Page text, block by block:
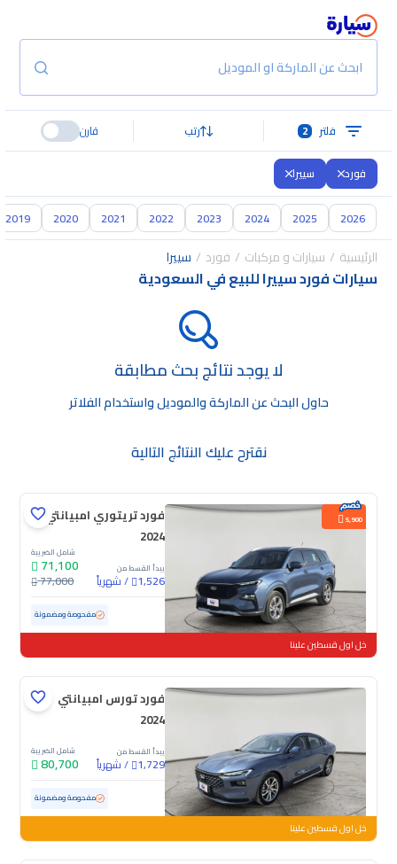
ابحث عن الماركة او الموديل
فلتر 2 رتب قارن
فورد سييرا
2026
2025
2024
2023
2022
2021
2020
2019
الرئيسية سيارات و مركبات فورد سييرا
سيارات فورد سييرا للبيع في السعودية
لا يوجد نتائج بحث مطابقة
حاول البحث عن الماركة والموديل واستخدام الفلاتر
نقترح عليك النتائج التالية
5,900
فورد تريتوري امبيانتي
2024
يبدأ القسط من
1,526
/شهرياً
شامل الضريبة
71,100
77,000
مستعملة 60,395 كم مفحوصة ومضمونة
خل اول قسطين علينا
فورد تورس امبيانتي
2024
يبدأ القسط من
1,729
/شهرياً
شامل الضريبة
80,700
مستعملة 64,012 كم مفحوصة ومضمونة
خل اول قسطين علينا